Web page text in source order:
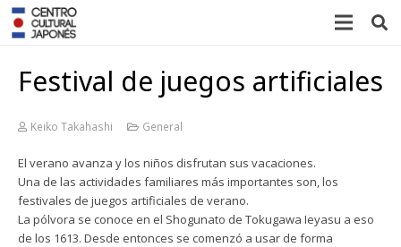
Festival de juegos artificiales
Keiko Takahashi General
El verano avanza y los niños disfrutan sus vacaciones.
Una de las actividades familiares más importantes son, los
festivales de juegos artificiales de verano.
La pólvora se conoce en el Shogunato de Tokugawa Ieyasu a eso
de los 1613. Desde entonces se comenzó a usar de forma